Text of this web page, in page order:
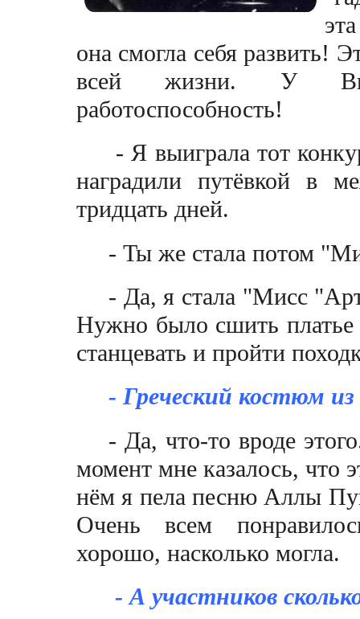
она смогла себя развить!
всей жизни. У
работоспособность!
- Я выиграла тот
наградили путёвкой в
тридцать дней.
- Ты же стала потом
- Да, я стала "Мисс
Нужно было сшить платье
станцевать и пройти
- Греческий костюм
- Да, что-то вроде
момент мне казалось, что
нём я пела песню Аллы
Очень всем
хорошо, насколько могла.
- А участников